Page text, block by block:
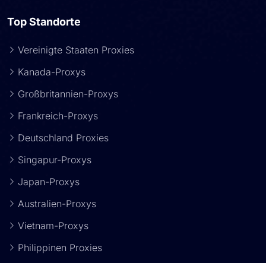
Top Standorte
Vereinigte Staaten Proxies
Kanada-Proxys
Großbritannien-Proxys
Frankreich-Proxys
Deutschland Proxies
Singapur-Proxys
Japan-Proxys
Australien-Proxys
Vietnam-Proxys
Philippinen Proxies